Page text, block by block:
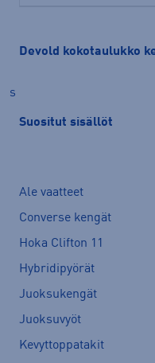
Devold kokotaulukko
s
Suositut sisällöt
Ale vaatteet
Converse kengät
Hoka Clifton 11
Hybridipyörät
Juoksukengät
Juoksuvyöt
Kevyttoppatakit